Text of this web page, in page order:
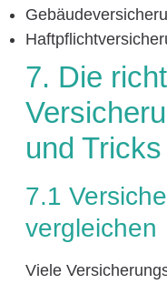
7. Die
und Tricks
7.1
vergleichen
Viele